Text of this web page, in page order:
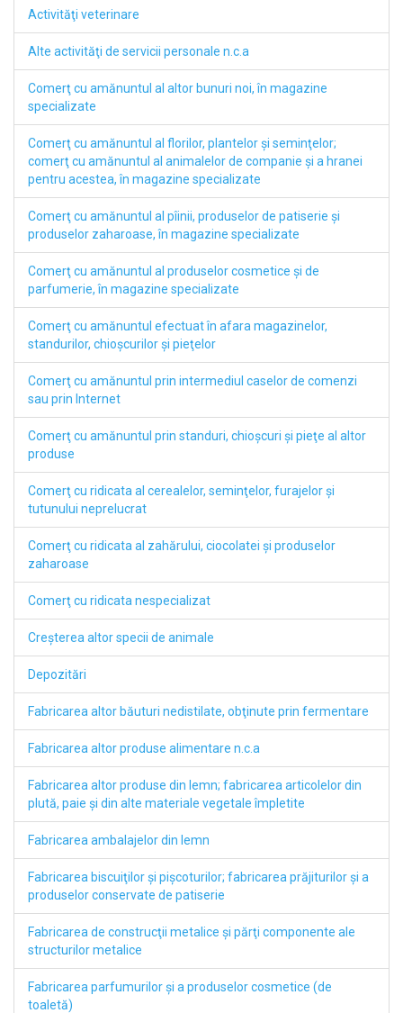
Activităţi veterinare
Alte activităţi de servicii personale n.c.a
Comerţ cu amănuntul al altor bunuri noi, în magazine
specializate
Comerţ cu amănuntul al florilor, plantelor şi seminţelor;
comerţ cu amănuntul al animalelor de companie şi a hranei
pentru acestea, în magazine specializate
Comerţ cu amănuntul al pîinii, produselor de patiserie şi
produselor zaharoase, în magazine specializate
Comerţ cu amănuntul al produselor cosmetice şi de
parfumerie, în magazine specializate
Comerţ cu amănuntul efectuat în afara magazinelor,
standurilor, chioşcurilor şi pieţelor
Comerţ cu amănuntul prin intermediul caselor de comenzi
sau prin Internet
Comerţ cu amănuntul prin standuri, chioşcuri şi pieţe al altor
produse
Comerţ cu ridicata al cerealelor, seminţelor, furajelor şi
tutunului neprelucrat
Comerţ cu ridicata al zahărului, ciocolatei şi produselor
zaharoase
Comerţ cu ridicata nespecializat
Creşterea altor specii de animale
Depozitări
Fabricarea altor băuturi nedistilate, obţinute prin fermentare
Fabricarea altor produse alimentare n.c.a
Fabricarea altor produse din lemn; fabricarea articolelor din
plută, paie şi din alte materiale vegetale împletite
Fabricarea ambalajelor din lemn
Fabricarea biscuiţilor şi pişcoturilor; fabricarea prăjiturilor şi a
produselor conservate de patiserie
Fabricarea de construcţii metalice şi părţi componente ale
structurilor metalice
Fabricarea parfumurilor şi a produselor cosmetice (de
toaletă)